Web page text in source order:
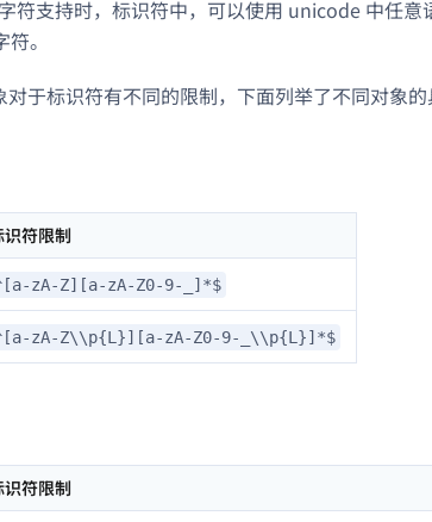
符支持时，标识符中，可以使用 unicode 中任意
。
于标识符有不同的限制，下面列举了不同对象的
识符限制
zA-Z][a-zA-Z0-9-_]*$
zA-Z\\p{L}][a-zA-Z0-9-_\\p{L}]*$
识符限制